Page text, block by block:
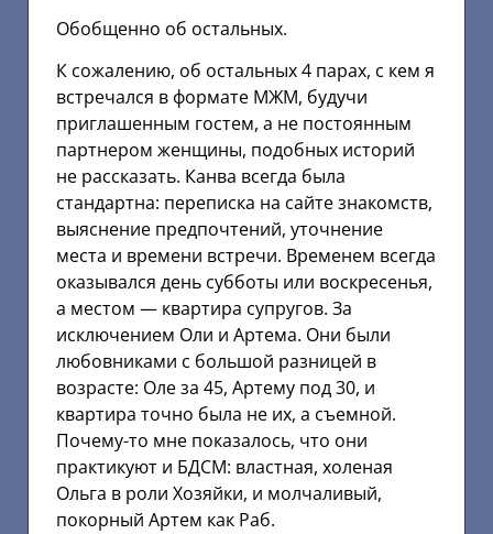
Обобщенно об остальных.
К сожалению, об остальных 4 парах, с кем я
встречался в формате МЖМ, будучи
приглашенным гостем, а не постоянным
партнером женщины, подобных историй
не рассказать. Канва всегда была
стандартна: переписка на сайте знакомств,
выяснение предпочтений, уточнение
места и времени встречи. Временем всегда
оказывался день субботы или воскресенья,
а местом — квартира супругов. За
исключением Оли и Артема. Они были
любовниками с большой разницей в
возрасте: Оле за 45, Артему под 30, и
квартира точно была не их, а съемной.
Почему-то мне показалось, что они
практикуют и БДСМ: властная, холеная
Ольга в роли Хозяйки, и молчаливый,
покорный Артем как Раб.